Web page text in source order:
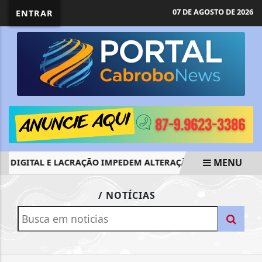
ENTRAR 07 DE AGOSTO DE 2026
DIGITAL E LACRAÇÃO IMPEDEM ALTERAÇÃO EM SISTEMAS
MENU
/ NOTÍCIAS